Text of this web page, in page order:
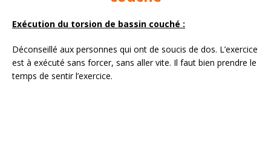
Exécution du torsion de bassin couché :
Déconseillé aux personnes qui ont de soucis de dos. L’exercice
est à exécuté sans forcer, sans aller vite. Il faut bien prendre le
temps de sentir l’exercice.